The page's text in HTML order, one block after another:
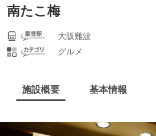
南たこ梅
大阪難波
グルメ
施設概要 基本情報